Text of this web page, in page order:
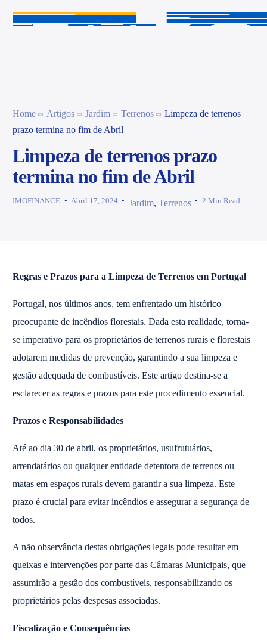
Home Artigos Jardim Terrenos
Limpeza de terrenos
prazo termina no fim de Abril
Limpeza de terrenos prazo
termina no fim de Abril
IMOFINANCE Abril 17, 2024 Jardim, Terrenos 2 Min Read
Regras e Prazos para a Limpeza de Terrenos em Portugal
Portugal, nos últimos anos, tem enfrentado um histórico
preocupante de incêndios florestais. Dada esta realidade, torna-
se imperativo para os proprietários de terrenos rurais e florestais
adotarem medidas de prevenção, garantindo a sua limpeza e
gestão adequada de combustíveis. Este artigo destina-se a
esclarecer as regras e prazos para este procedimento essencial.
Prazos e Responsabilidades
Até ao dia 30 de abril, os proprietários, usufrutuários,
arrendatários ou qualquer entidade detentora de terrenos ou
matas em espaços rurais devem garantir a sua limpeza. Este
prazo é crucial para evitar incêndios e assegurar a segurança de
todos.
A não observância destas obrigações legais pode resultar em
queixas e intervenções por parte das Câmaras Municipais, que
assumirão a gestão dos combustíveis, responsabilizando os
proprietários pelas despesas associadas.
Fiscalização e Consequências